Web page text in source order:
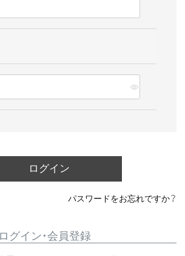
ログイン
パスワードをお忘れですか？
グイン・会員登録